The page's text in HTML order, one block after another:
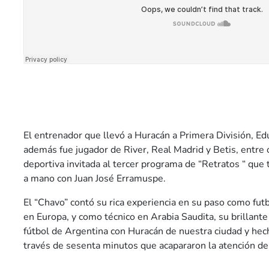
El entrenador que llevó a Huracán a Primera División,
además fue jugador de River, Real Madrid y Betis, entre
deportiva invitada al tercer programa de “Retratos “
a mano con Juan José Erramuspe.
El “Chavo” contó su rica experiencia en su paso como
en Europa, y como técnico en Arabia Saudita, su
fútbol de Argentina con Huracán de nuestra ciudad y
través de sesenta minutos que acapararon la atención